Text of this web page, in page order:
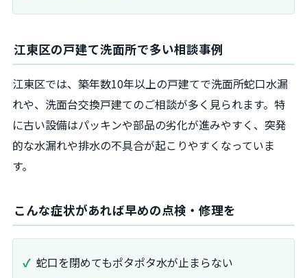
江東区の戸建て洗面所で多い相談事例
江東区では、築年数10年以上の戸建てで洗面所蛇口水漏
れや、洗面台交換戸建てのご相談が多く見られます。特
に古い設備はパッキンや部品の劣化が進みやすく、突発
的な水漏れや排水の不具合が起こりやすくなっていま
す。
こんな症状があれば早めの点検・修理を
蛇口を閉めてもポタポタ水が止まらない